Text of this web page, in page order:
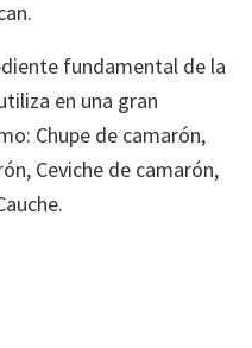
fundamental de la
en una gran
Chupe de camarón,
Ceviche de camarón,